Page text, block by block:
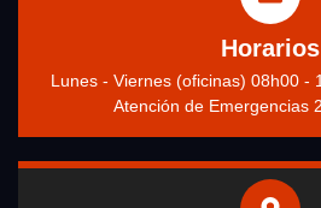
Horarios
Lunes - Viernes (oficinas) 08h00 -
Atención de Emergencias